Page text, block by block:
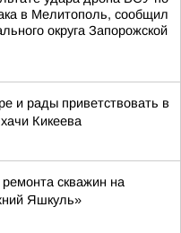
в Мелитополь, сообщил
округа Запорожской
и рады приветствовать в
Кикеева
скважин на
Яшкуль»